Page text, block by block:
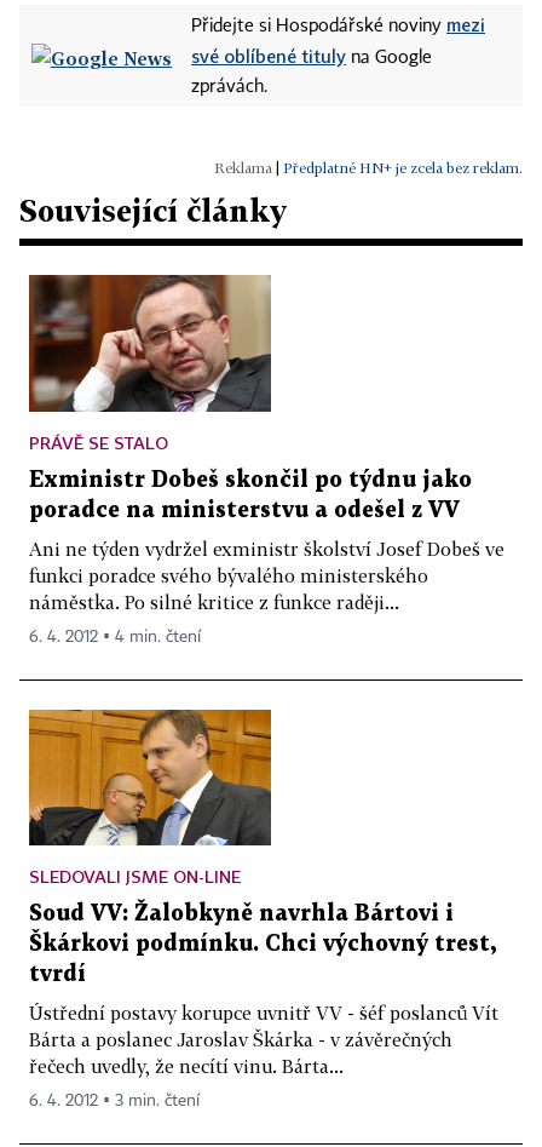
Přidejte si Hospodářské noviny mezi
své oblíbené tituly na Google
zprávách.
Předplatné HN+ je zcela bez reklam.
Související články
PRÁVĚ SE STALO
Exministr Dobeš skončil po týdnu jako
poradce na ministerstvu a odešel z VV
Ani ne týden vydržel exministr školství Josef Dobeš ve
funkci poradce svého bývalého ministerského
náměstka. Po silné kritice z funkce raději...
6. 4. 2012 ▪ 4 min. čtení
SLEDOVALI JSME ON-LINE
Soud VV: Žalobkyně navrhla Bártovi i
Škárkovi podmínku. Chci výchovný trest,
tvrdí
Ústřední postavy korupce uvnitř VV - šéf poslanců Vít
Bárta a poslanec Jaroslav Škárka - v závěrečných
řečech uvedly, že necítí vinu. Bárta...
6. 4. 2012 ▪ 3 min. čtení